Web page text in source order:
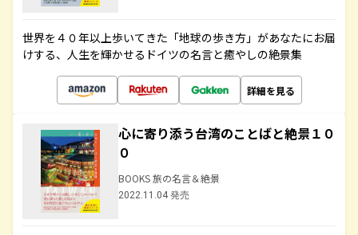
世界を４０年以上歩いてきた「地球の歩き方」があなたにお届
けする、人生を輝かせるドイツの名言と癒やしの絶景集
詳細を見る
心に寄り添う台湾のことばと絶景１０
０
BOOKS 旅の名言＆絶景
2022.11.04 発売